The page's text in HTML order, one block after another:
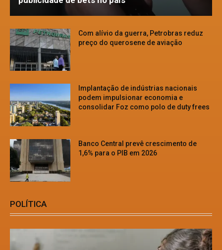
Com alívio da guerra, Petrobras reduz
preço do querosene de aviação
Implantação de indústrias nacionais
podem impulsionar economia e
consolidar Foz como polo de duty frees
Banco Central prevê crescimento de
1,6% para o PIB em 2026
POLÍTICA